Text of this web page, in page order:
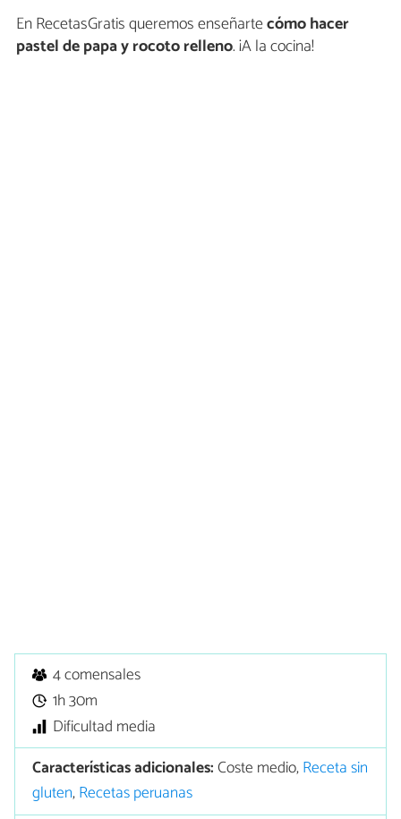
En RecetasGratis queremos enseñartecómo hacer
pastel de papa y rocoto relleno. ¡A la cocina!
4 comensales
1h 30m
Dificultad media
Características adicionales:Coste medio,Receta sin
gluten,Recetas peruanas